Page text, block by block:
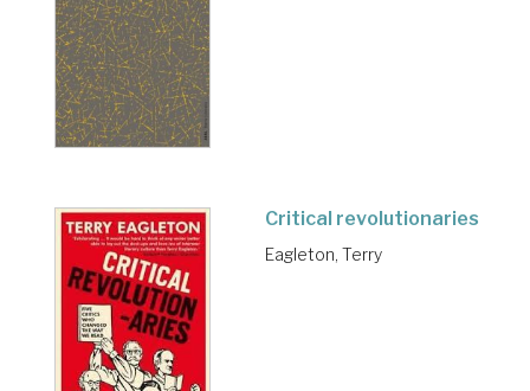
Critical revolutionaries
Eagleton, Terry